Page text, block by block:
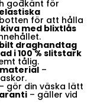
godkänt för
för att hålla
med blixtlås
draghandtag
i 100 % slitstark
tålig.
–
– gör din väska lätt
– gäller vid